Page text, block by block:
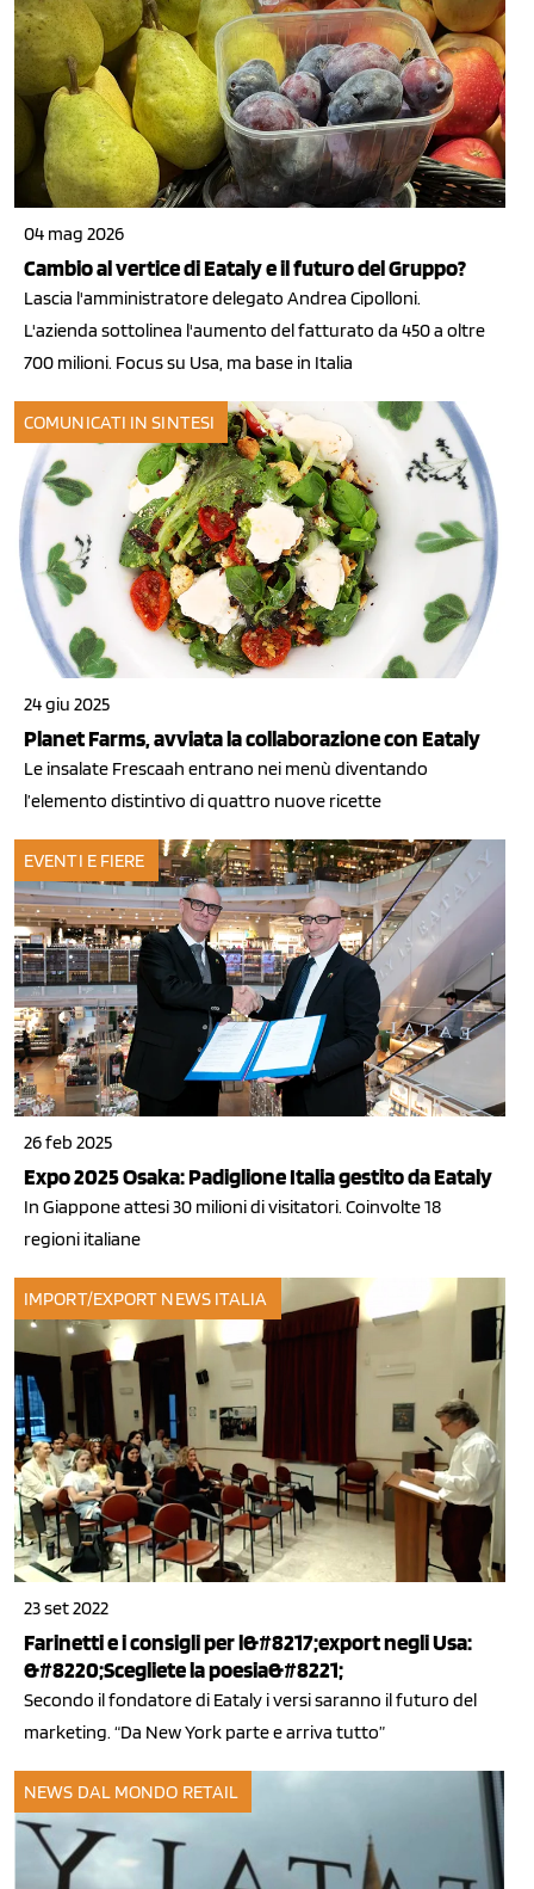
04 mag 2026
Cambio al vertice di Eataly e il futuro del Gruppo?
Lascia l'amministratore delegato Andrea Cipolloni.
L'azienda sottolinea l'aumento del fatturato da 450 a oltre
700 milioni. Focus su Usa, ma base in Italia
COMUNICATI IN SINTESI
24 giu 2025
Planet Farms, avviata la collaborazione con Eataly
Le insalate Frescaah entrano nei menù diventando
l’elemento distintivo di quattro nuove ricette
EVENTI E FIERE
26 feb 2025
Expo 2025 Osaka: Padiglione Italia gestito da Eataly
In Giappone attesi 30 milioni di visitatori. Coinvolte 18
regioni italiane
IMPORT/EXPORT NEWS ITALIA
23 set 2022
Farinetti e i consigli per l&#8217;export negli Usa:
&#8220;Scegliete la poesia&#8221;
Secondo il fondatore di Eataly i versi saranno il futuro del
marketing. “Da New York parte e arriva tutto”
NEWS DAL MONDO RETAIL